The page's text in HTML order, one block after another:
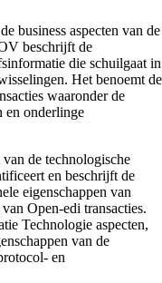
business aspecten van de
beschrijft de
die schuilgaat in
Het benoemt de
waaronder de
en onderlinge
de technologische
en beschrijft de
eigenschappen van
Open-edi transacties.
Technologie aspecten,
van de
en